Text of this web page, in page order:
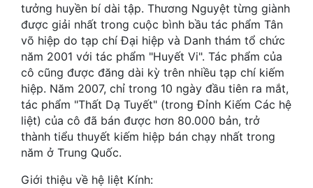
Mỹ Thực
Ngôn Tình
Ngược
Nữ Cường
Nữ Phụ
Phong Thủy - Tâm Linh
Phương Tây
tưởng huyền bí dài tập. Thương Nguyệt từng giành
được giải nhất trong cuộc bình bầu tác phẩm Tân
võ hiệp do tạp chí Đại hiệp và Danh thám tổ chức
năm 2001 với tác phẩm "Huyết Vi". Tác phẩm của
cô cũng được đăng dài kỳ trên nhiều tạp chí kiếm
hiệp. Năm 2007, chỉ trong 10 ngày đầu tiên ra mắt,
tác phẩm "Thất Dạ Tuyết" (trong Đỉnh Kiếm Các hệ
liệt) của cô đã bán được hơn 80.000 bản, trở
thành tiểu thuyết kiếm hiệp bán chạy nhất trong
năm ở Trung Quốc.
Giới thiệu về hệ liệt Kính: